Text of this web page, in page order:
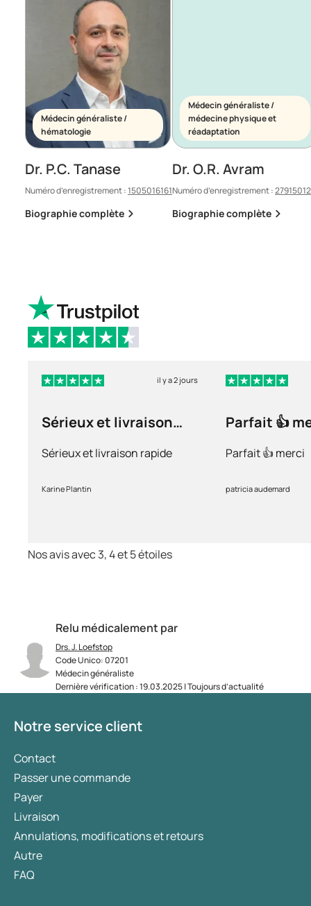
Relu médicalement par
Drs. J. Loefstop
Code Unico: 07201
Médecin généraliste
Dernière vérification : 19.03.2025 | Toujours d’actualité
Médecin généraliste /
hématologie
Dr. P.C. Tanase
Numéro d’enregistrement :1505016161
Biographie complète
Médecin généraliste /
médecine physique et
réadaptation
Dr. O.R. Avram
Numéro d’enregistrement :
Biographie complète
il y a 2 jours
Sérieux et livraison
Sérieux et livraison rapide
Karine Plantin
Parfait 👍
Parfait 👍 merci
patricia audemard
Nos avis avec 3, 4 et 5 étoiles
Notre service client
Contact
Passer une commande
Payer
Livraison
Annulations, modifications et retours
Autre
FAQ